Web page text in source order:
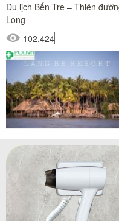
Du lịch Bến Tre – Thiên
Long
102,424